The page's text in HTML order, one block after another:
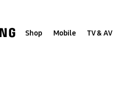
Shop Mobile TV & AV